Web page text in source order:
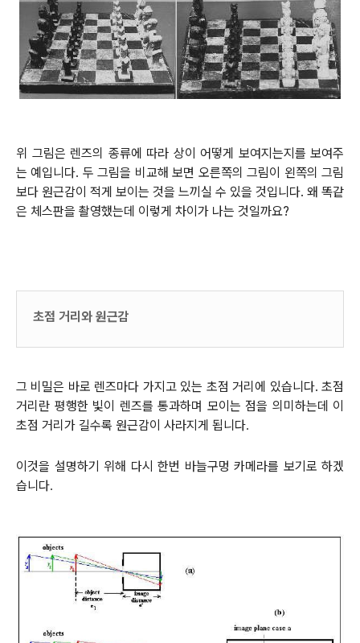
위 그림은 렌즈의 종류에 따라 상이 어떻게 보여지는지를 보여주
는 예입니다. 두 그림을 비교해 보면 오른쪽의 그림이 왼쪽의 그림
보다 원근감이 적게 보이는 것을 느끼실 수 있을 것입니다. 왜 똑같
은 체스판을 촬영했는데 이렇게 차이가 나는 것일까요?
초점 거리와 원근감
그 비밀은 바로 렌즈마다 가지고 있는 초점 거리에 있습니다. 초점
거리란 평행한 빛이 렌즈를 통과하며 모이는 점을 의미하는데 이
초점 거리가 길수록 원근감이 사라지게 됩니다.
이것을 설명하기 위해 다시 한번 바늘구멍 카메라를 보기로 하겠
습니다.